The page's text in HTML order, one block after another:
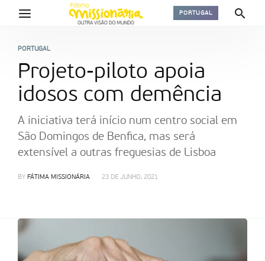
PORTUGAL
PORTUGAL
Projeto-piloto apoia
idosos com demência
A iniciativa terá início num centro social em
São Domingos de Benfica, mas será
extensível a outras freguesias de Lisboa
BY FÁTIMA MISSIONÁRIA 23 DE JUNHO, 2021